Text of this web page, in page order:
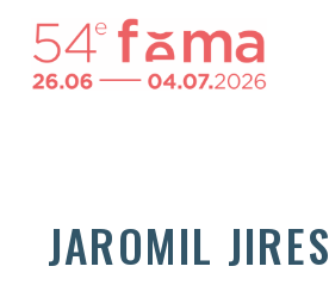
JAROMIL JIRES